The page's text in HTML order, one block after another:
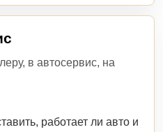
в автосервис, на
работает ли авто и